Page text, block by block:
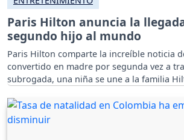
Paris Hilton anuncia la
segundo hijo al mundo
Paris Hilton comparte la increíble noticia
convertido en madre por segunda vez a
subrogada, una niña se une a la familia